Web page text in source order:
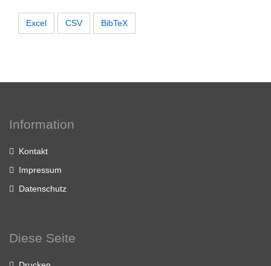
Excel CSV BibTeX
Information
Kontakt
Impressum
Datenschutz
Diese Seite